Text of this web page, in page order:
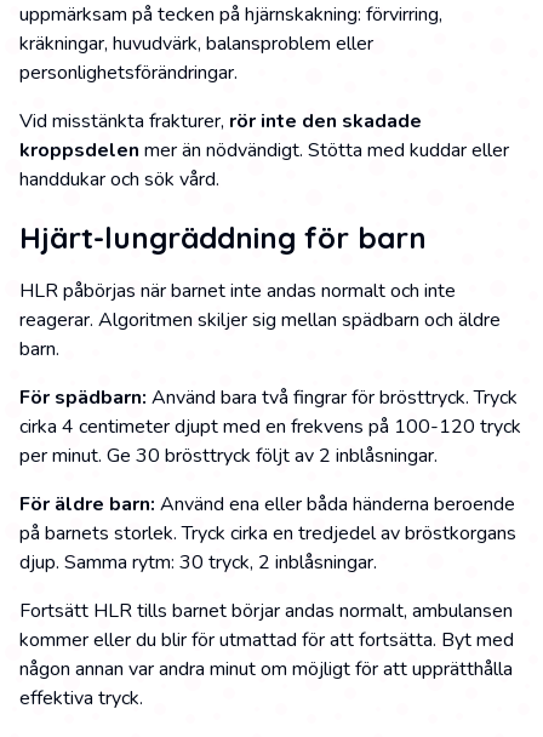
uppmärksam på tecken på hjärnskakning: förvirring,
kräkningar, huvudvärk, balansproblem eller
personlighetsförändringar.
Vid misstänkta frakturer, rör inte den skadade
kroppsdelen mer än nödvändigt. Stötta med kuddar eller
handdukar och sök vård.
Hjärt-lungräddning för barn
HLR påbörjas när barnet inte andas normalt och inte
reagerar. Algoritmen skiljer sig mellan spädbarn och äldre
barn.
För spädbarn: Använd bara två fingrar för brösttryck. Tryck
cirka 4 centimeter djupt med en frekvens på 100-120 tryck
per minut. Ge 30 brösttryck följt av 2 inblåsningar.
För äldre barn: Använd ena eller båda händerna beroende
på barnets storlek. Tryck cirka en tredjedel av bröstkorgans
djup. Samma rytm: 30 tryck, 2 inblåsningar.
Fortsätt HLR tills barnet börjar andas normalt, ambulansen
kommer eller du blir för utmattad för att fortsätta. Byt med
någon annan var andra minut om möjligt för att upprätthålla
effektiva tryck.